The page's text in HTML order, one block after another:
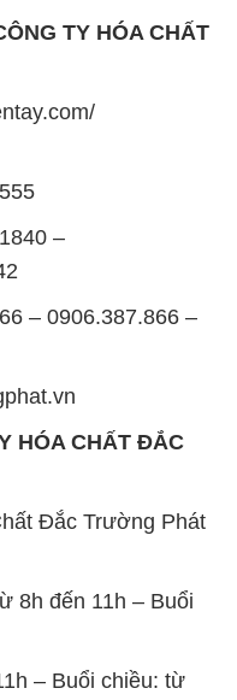
TY HÓA CHẤT
–
– 0906.387.866 –
HÓA CHẤT ĐẮC
Đắc Trường Phát
8h đến 11h – Buổi
– Buổi chiều: từ